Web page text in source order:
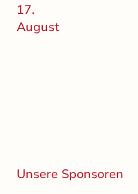
17.
August
Unsere Sponsoren